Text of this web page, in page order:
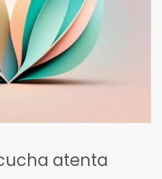
atenta